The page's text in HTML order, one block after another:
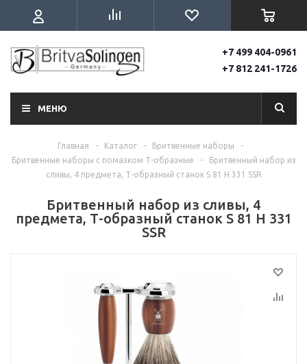
+7 499 404-0961
+7 812 241-1726
МЕНЮ
Главная - Каталог - Бритвенные наборы
-
Бритвенные наборы с помазком Т-образные
-
Бритвенный набор из
сливы, 4 предмета, Т-образный станок S 81 H 331 SSR
Бритвенный набор из сливы, 4
предмета, Т-образный станок S 81 H 331
SSR